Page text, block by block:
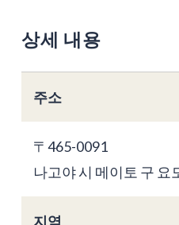
상세 내용
주소
〒465-0091
나고야 시 메이토 구 요
지역